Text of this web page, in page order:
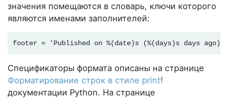
значения помещаются в словарь, ключи которого
являются именами заполнителей:
footer = 'Published on %(date)s (%(days)s days
Спецификаторы формата описаны на странице
Форматирование строк в стиле printf
документации Python. На странице